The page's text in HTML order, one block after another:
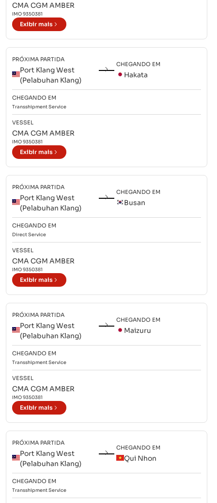
CMA CGM AMBER
IMO9350381
Exibir mais
PRÓXIMA PARTIDA
Port Klang West
(Pelabuhan Klang)
CHEGANDO EM
Hakata
CHEGANDO EM
TransshipmentService
VESSEL
CMA CGM AMBER
IMO9350381
Exibir mais
PRÓXIMA PARTIDA
Port Klang West
(Pelabuhan Klang)
CHEGANDO EM
Busan
CHEGANDO EM
DirectService
VESSEL
CMA CGM AMBER
IMO9350381
Exibir mais
PRÓXIMA PARTIDA
Port Klang West
(Pelabuhan Klang)
CHEGANDO EM
Maizuru
CHEGANDO EM
TransshipmentService
VESSEL
CMA CGM AMBER
IMO9350381
Exibir mais
PRÓXIMA PARTIDA
Port Klang West
(Pelabuhan Klang)
CHEGANDO EM
Qui Nhon
CHEGANDO EM
TransshipmentService